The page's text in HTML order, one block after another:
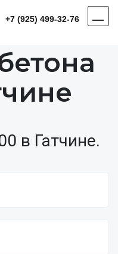
+7 (925) 499-32-76
в Гатчине.